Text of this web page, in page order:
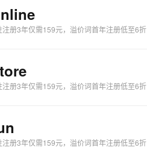
册3年仅需159元，溢价词首年注册低至6折
册3年仅需159元，溢价词首年注册低至6折
册3年仅需159元，溢价词首年注册低至6折